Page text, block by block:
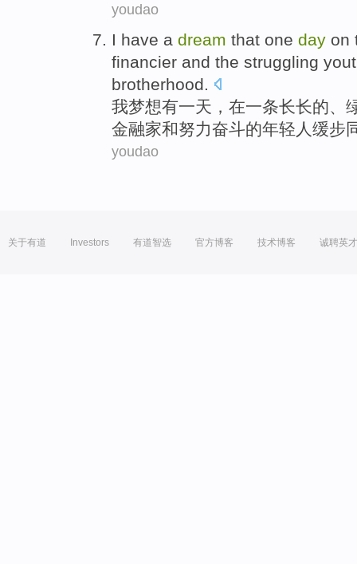
youdao
I have a dream that one day on
financier and the struggling
brotherhood.
我梦想有一天 ， 在一条长长的、
金融家和努力奋斗的年轻人 缓步
youdao
关于有道 Investors 有道智选 官方博客 技术博客 诚聘英才